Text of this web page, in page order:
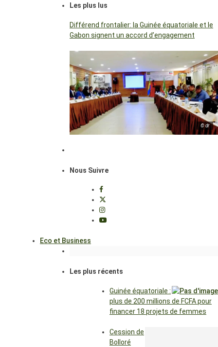
Les plus lus
Différend frontalier: la Guinée équatoriale et le
Gabon signent un accord d’engagement
© dr
Nous Suivre
Eco et Business
Les plus récents
Guinée équatoriale :
plus de 200 millions de FCFA pour
financer 18 projets de femmes
Cession de
Bolloré